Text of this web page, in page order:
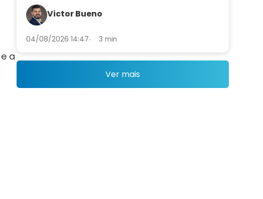
a
prevenção a fraudes. Saiba o que
muda para a empresa
Victor Bueno
04/08/2026 14:47 3 min
Ver mais